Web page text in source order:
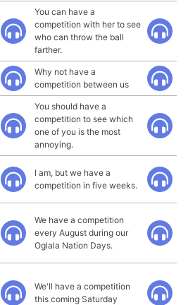
You can have a
competition with her to see
who can throw the ball
farther.
Why not have a
competition between us
You should have a
competition to see which
one of you is the most
annoying.
I am, but we have a
competition in five weeks.
We have a competition
every August during our
Oglala Nation Days.
We'll have a competition
this coming Saturday